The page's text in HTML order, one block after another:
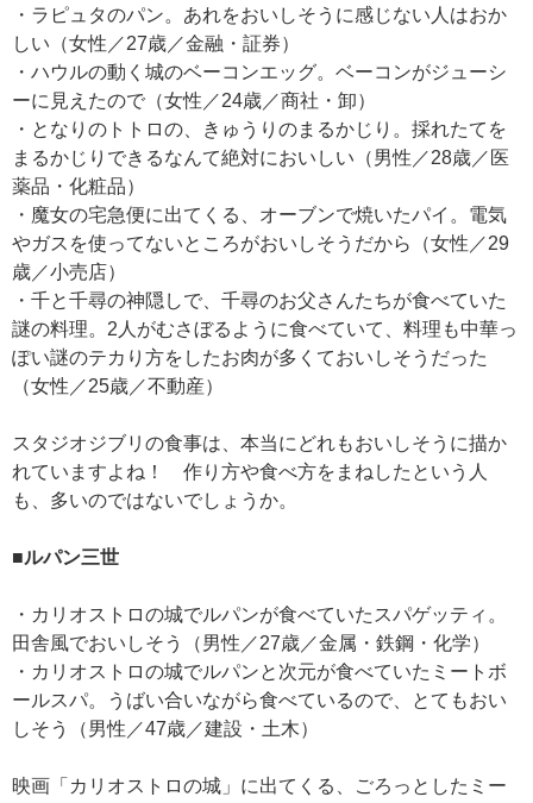
・ラピュタのパン。あれをおいしそうに感じない人はおか
しい（女性／27歳／金融・証券）
・ハウルの動く城のベーコンエッグ。ベーコンがジューシ
ーに見えたので（女性／24歳／商社・卸）
・となりのトトロの、きゅうりのまるかじり。採れたてを
まるかじりできるなんて絶対においしい（男性／28歳／医
薬品・化粧品）
・魔女の宅急便に出てくる、オーブンで焼いたパイ。電気
やガスを使ってないところがおいしそうだから（女性／29
歳／小売店）
・千と千尋の神隠しで、千尋のお父さんたちが食べていた
謎の料理。2人がむさぼるように食べていて、料理も中華っ
ぽい謎のテカり方をしたお肉が多くておいしそうだった
（女性／25歳／不動産）
スタジオジブリの食事は、本当にどれもおいしそうに描か
れていますよね！ 作り方や食べ方をまねしたという人
も、多いのではないでしょうか。
■ルパン三世
・カリオストロの城でルパンが食べていたスパゲッティ。
田舎風でおいしそう（男性／27歳／金属・鉄鋼・化学）
・カリオストロの城でルパンと次元が食べていたミートボ
ールスパ。うばい合いながら食べているので、とてもおい
しそう（男性／47歳／建設・土木）
映画「カリオストロの城」に出てくる、ごろっとしたミー